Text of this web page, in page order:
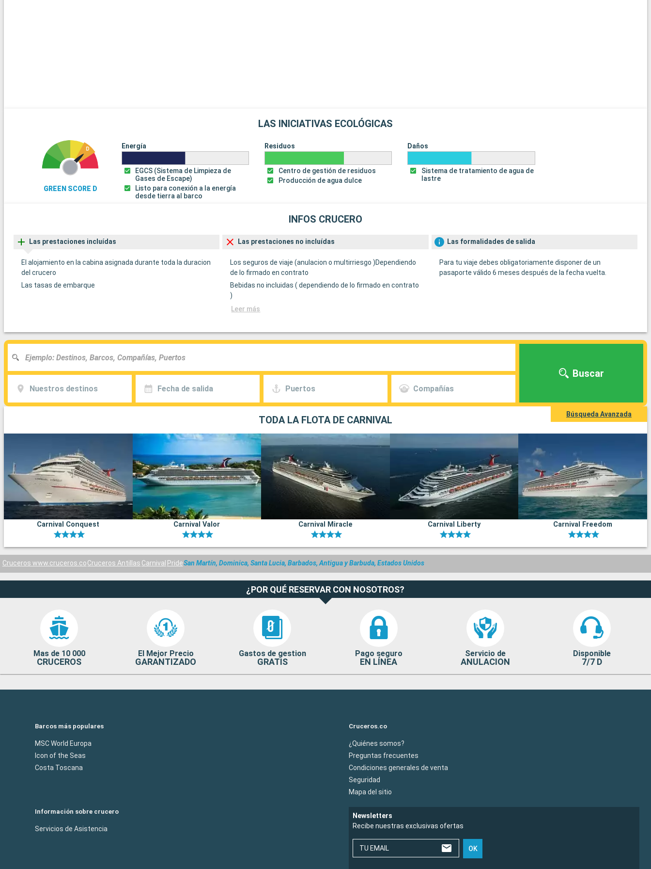
LAS INICIATIVAS ECOLÓGICAS
GREEN SCORE D
Energía
EGCS (Sistema de Limpieza de
Gases de Escape)
Listo para conexión a la energía
desde tierra al barco
Residuos
Centro de gestión de residuos
Producción de agua dulce
Daños
Sistema de tratamiento de agua de
lastre
INFOS CRUCERO
Las prestaciones incluídas
El alojamiento en la cabina asignada durante toda la duracion
del crucero
Las tasas de embarque
Las prestaciones no incluídas
Los seguros de viaje (anulacion o multirriesgo )Dependiendo
de lo firmado en contrato
Bebidas no incluidas ( dependiendo de lo firmado en contrato
)
Leer más
Las formalidades de salida
Para tu viaje debes obligatoriamente disponer de un
pasaporte válido 6 meses después de la fecha vuelta.
Nuestros destinos Fecha de salida Puertos Compañías
Buscar
Búsqueda Avanzada
TODA LA FLOTA DE CARNIVAL
Carnival Conquest Carnival Valor Carnival Miracle Carnival Liberty Carnival Freedom
Cruceros www.cruceros.coCruceros Antillas Carnival PrideSan Martín, Dominica, Santa Lucia, Barbados, Antigua y Barbuda, Estados Unidos
¿POR QUÉ RESERVAR CON NOSOTROS?
Mas de 10 000
CRUCEROS
El Mejor Precio
GARANTIZADO
Gastos de gestion
GRATIS
Pago seguro
EN LÍNEA
Servicio de
ANULACION
Disponible
7/7 D
Barcos más populares
MSC World Europa
Icon of the Seas
Costa Toscana
Cruceros.co
¿Quiénes somos?
Preguntas frecuentes
Condiciones generales de venta
Seguridad
Mapa del sitio
Información sobre crucero
Servicios de Asistencia
Newsletters
Recibe nuestras exclusivas ofertas
TU EMAIL OK